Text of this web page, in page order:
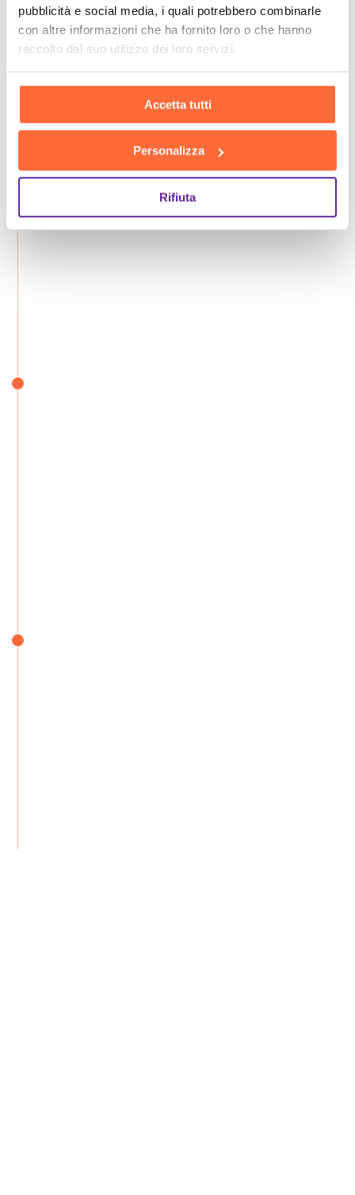
pubblicità e social media, i quali potrebbero combinarle
con altre informazioni che ha fornito loro o che hanno
raccolto dal suo utilizzo dei loro servizi.
Accetta tutti
Personalizza
Rifiuta